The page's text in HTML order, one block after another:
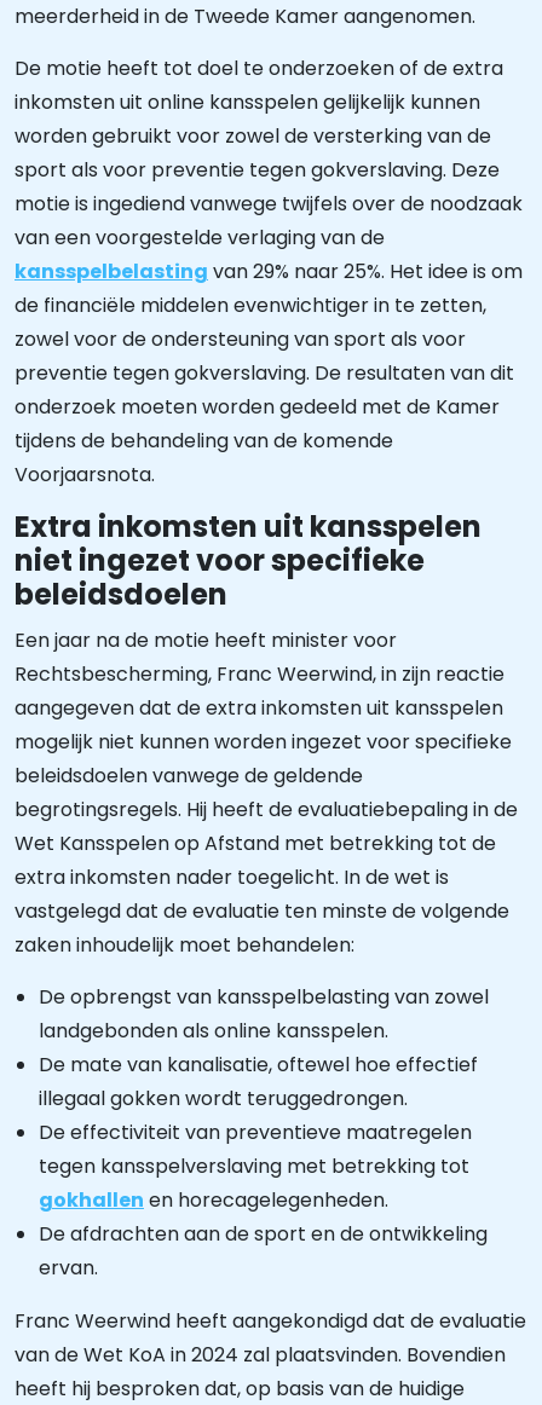
meerderheid in de Tweede Kamer aangenomen.
De motie heeft tot doel te onderzoeken of de extra
inkomsten uit online kansspelen gelijkelijk kunnen
worden gebruikt voor zowel de versterking van de
sport als voor preventie tegen gokverslaving. Deze
motie is ingediend vanwege twijfels over de noodzaak
van een voorgestelde verlaging van de
kansspelbelasting van 29% naar 25%. Het idee is om
de financiële middelen evenwichtiger in te zetten,
zowel voor de ondersteuning van sport als voor
preventie tegen gokverslaving. De resultaten van dit
onderzoek moeten worden gedeeld met de Kamer
tijdens de behandeling van de komende
Voorjaarsnota.
Extra inkomsten uit kansspelen
niet ingezet voor specifieke
beleidsdoelen
Een jaar na de motie heeft minister voor
Rechtsbescherming, Franc Weerwind, in zijn reactie
aangegeven dat de extra inkomsten uit kansspelen
mogelijk niet kunnen worden ingezet voor specifieke
beleidsdoelen vanwege de geldende
begrotingsregels. Hij heeft de evaluatiebepaling in de
Wet Kansspelen op Afstand met betrekking tot de
extra inkomsten nader toegelicht. In de wet is
vastgelegd dat de evaluatie ten minste de volgende
zaken inhoudelijk moet behandelen:
De opbrengst van kansspelbelasting van zowel
landgebonden als online kansspelen.
De mate van kanalisatie, oftewel hoe effectief
illegaal gokken wordt teruggedrongen.
De effectiviteit van preventieve maatregelen
tegen kansspelverslaving met betrekking tot
gokhallen en horecagelegenheden.
De afdrachten aan de sport en de ontwikkeling
ervan.
Franc Weerwind heeft aangekondigd dat de evaluatie
van de Wet KoA in 2024 zal plaatsvinden. Bovendien
heeft hij besproken dat, op basis van de huidige